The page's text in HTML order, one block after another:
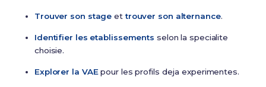
Trouver son stage ettrouver son alternance.
Identifier les etablissements selon la specialite
choisie.
Explorer la VAEpour les profils deja experimentes.